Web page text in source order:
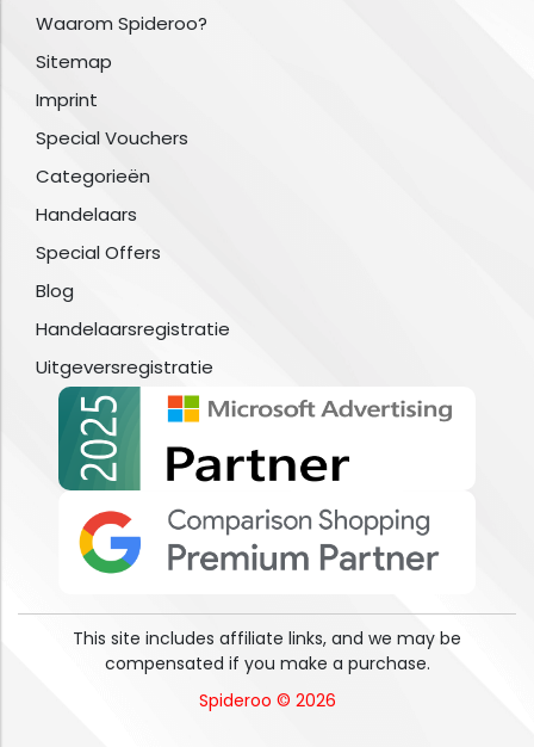
Waarom Spideroo?
Sitemap
Imprint
Special Vouchers
Categorieën
Handelaars
Special Offers
Blog
Handelaarsregistratie
Uitgeversregistratie
This site includes affiliate links, and we may be
compensated if you make a purchase.
Spideroo © 2026